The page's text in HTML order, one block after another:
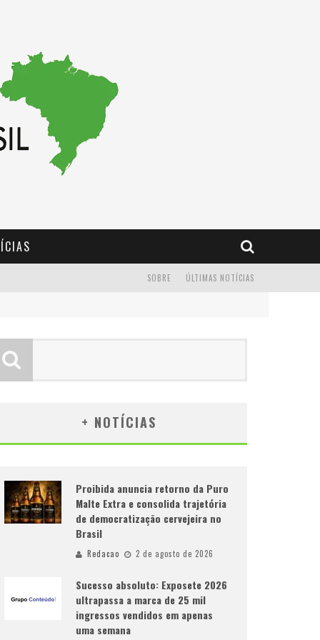
ÚLTIMAS NOTÍCIAS
SOBRE
+ NOTÍCIAS
Proibida anuncia retorno da Puro
Malte Extra e consolida trajetória
de democratização cervejeira no
Brasil
Redacao 2 de agosto de 2026
Sucesso absoluto: Exposete 2026
ultrapassa a marca de 25 mil
ingressos vendidos em apenas
uma semana